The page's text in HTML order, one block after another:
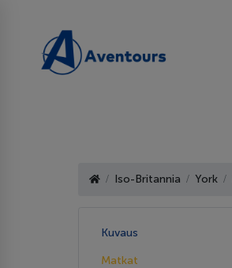
Iso-Britannia York
Kuvaus
Matkat